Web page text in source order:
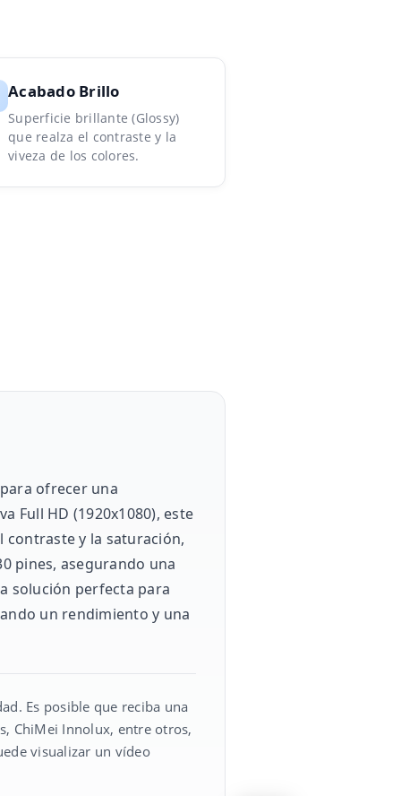
Acabado Brillo
Superficie brillante (Glossy)
que realza el contraste y la
viveza de los colores.
ofrecer una
Full HD (1920x1080), este
contraste y la saturación,
pines, asegurando una
solución perfecta para
un rendimiento y una
Es posible que reciba una
ChiMei Innolux, entre otros,
visualizar un vídeo